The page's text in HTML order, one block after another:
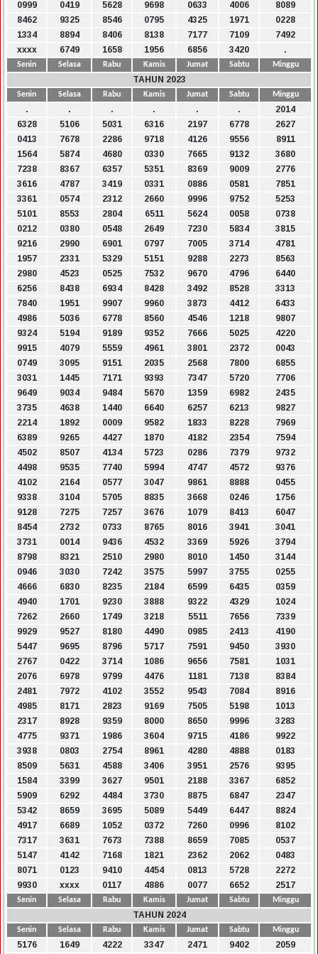
0999 0419 5628 9698 0633 4006
8089
8462
9325 8546 0795 4325 1971
0228
1334
8894 8406 8138 7177 7109
7492
xxxx
6749 1658 1956 6856 3420 .
Senin Selasa Rabu Kamis Jumat Sabtu Minggu
TAHUN 2023
Senin Selasa Rabu Kamis Jumat Sabtu Minggu
. . . . . .
2014
6328
5106 5031 6316 2197 6778
2627
0413
7678 2286 9718 4126 9556
8911
1564
5874 4680 0330 7665 9132
3680
7238
8367 6357 5351 8369 9009
2776
3616
4787 3419 0331 0886 0581
7851
3361
0574 2312 2660 9996 9752
5253
5101
8553 2804 6511 5624 0058
0738
0212
0380 0548 2649 7230 5834
3815
9216
2990 6901 0797 7005 3714
4781
1957
2331 5329 5151 9288 2273
8563
2980
4523 0525 7532 9670 4796
6440
6256
8438 6934 8428 3492 8528
3313
7840
1951 9907 9960 3873 4412
6433
4986
5036 6778 8560 4546 1218
9807
9324
5194 9189 9352 7666 5025
4220
9915
4079 5559 4961 3801 2372
0043
0749
3095 9151 2035 2568 7800
6855
3031
1445 7171 9393 7347 5720
7706
9649
9034 9484 5670 1359 6982
2435
3735
4638 1440 6640 6257 6213
9827
2214
1892 0009 9582 1833 8228
7969
6389
9265 4427 1870 4182 2354
7594
4502
8507 4134 5723 0286 7379
9732
4498
9535 7740 5994 4747 4572
9376
4102
2164 0577 3047 9861 8888
0455
9338
3104 5705 8835 3668 0246
1756
9128
7275 7257 3676 1079 8413
6047
8454
2732 0733 8765 8016 3941
3041
3731
0014 9436 4532 3369 5926
3794
8798
8321 2510 2980 8010 1450
3144
0946
3030 7242 3575 5997 3755
0255
4666
6830 8235 2184 6599 6435
0359
4940
1701 9230 3888 9322 4329
1024
7262
2660 1749 3218 5511 7656
7339
9929
9527 8180 4490 0985 2413
4190
5447
9695 8796 5717 7591 9450
3930
2767
0422 3714 1086 9656 7581
1031
2076
6978 9799 4476 1181 7138
8384
2481
7972 4102 3552 9543 7084
8916
4985
8171 2823 9169 7505 5198
1013
2317
8928 9359 8000 8650 9996
3283
4775
9371 1986 3604 9715 4186
9922
3938
0803 2754 8961 4280 4888
0183
8509
5631 4588 3406 3951 2576
9395
1584
3399 3627 9501 2188 3367
6852
5909
6292 4484 3730 8875 6847
2347
5342
8659 3695 5089 5449 6447
8824
4917
6689 1052 0372 7260 0996
8102
7317
3631 7673 7388 8659 7085
0537
5147
4142 7168 1821 2362 2062
0483
8071
0123 9410 4454 0813 5728
2272
9930
xxxx 0117 4886 0077 6652 2517
Senin Selasa Rabu Kamis Jumat Sabtu Minggu
TAHUN 2024
Senin Selasa Rabu Kamis Jumat Sabtu Minggu
5176 1649 4222 3347 2471 9402
2059